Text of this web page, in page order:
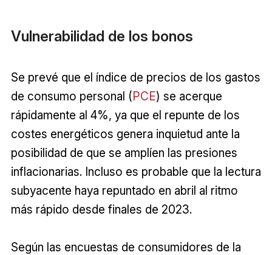
Vulnerabilidad de los bonos
Se prevé que el índice de precios de los gastos
de consumo personal (PCE) se acerque
rápidamente al 4%, ya que el repunte de los
costes energéticos genera inquietud ante la
posibilidad de que se amplíen las presiones
inflacionarias. Incluso es probable que la lectura
subyacente haya repuntado en abril al ritmo
más rápido desde finales de 2023.
Según las encuestas de consumidores de la